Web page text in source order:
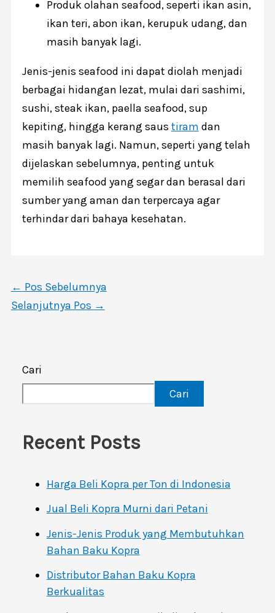
Produk olahan seafood, seperti ikan asin,
ikan teri, abon ikan, kerupuk udang, dan
masih banyak lagi.
Jenis-jenis seafood ini dapat diolah menjadi
berbagai hidangan lezat, mulai dari sashimi,
sushi, steak ikan, paella seafood, sup
kepiting, hingga kerang saus tiram dan
masih banyak lagi. Namun, seperti yang telah
dijelaskan sebelumnya, penting untuk
memilih seafood yang segar dan berasal dari
sumber yang aman dan terpercaya agar
terhindar dari bahaya kesehatan.
← Pos Sebelumnya
Selanjutnya Pos →
Cari
Cari
Recent Posts
Harga Beli Kopra per Ton di Indonesia
Jual Beli Kopra Murni dari Petani
Jenis-Jenis Produk yang Membutuhkan
Bahan Baku Kopra
Distributor Bahan Baku Kopra
Berkualitas